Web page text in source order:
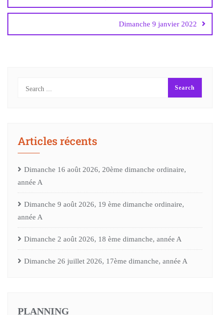
Dimanche 9 janvier 2022
Articles récents
Dimanche 16 août 2026, 20ème dimanche ordinaire,
année A
Dimanche 9 août 2026, 19 ème dimanche ordinaire,
année A
Dimanche 2 août 2026, 18 ème dimanche, année A
Dimanche 26 juillet 2026, 17ème dimanche, année A
PLANNING